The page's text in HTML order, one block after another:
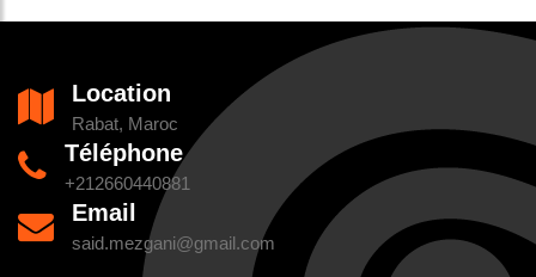
Location
Rabat, Maroc
Téléphone
+212660440881
Email
said.mezgani@gmail.com